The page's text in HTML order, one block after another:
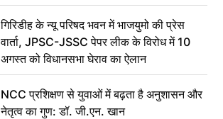
गिरिडीह के न्यू परिषद भवन में भाजयुमो की प्रेस
वार्ता, JPSC-JSSC पेपर लीक के विरोध में 10
अगस्त को विधानसभा घेराव का ऐलान
NCC प्रशिक्षण से युवाओं में बढ़ता है अनुशासन और
नेतृत्व का गुण: डॉ. जी.एन. खान